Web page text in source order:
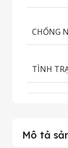
Mô tả
CHỐNG
TÌNH